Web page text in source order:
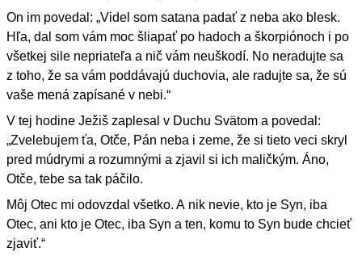
On im povedal: „Videl som satana padať z neba ako blesk.
Hľa, dal som vám moc šliapať po hadoch a škorpiónoch i po
všetkej sile nepriateľa a nič vám neuškodí. No neradujte sa
z toho, že sa vám poddávajú duchovia, ale radujte sa, že sú
vaše mená zapísané v nebi.“
V tej hodine Ježiš zaplesal v Duchu Svätom a povedal:
„Zvelebujem ťa, Otče, Pán neba i zeme, že si tieto veci skryl
pred múdrymi a rozumnými a zjavil si ich maličkým. Áno,
Otče, tebe sa tak páčilo.
Môj Otec mi odovzdal všetko. A nik nevie, kto je Syn, iba
Otec, ani kto je Otec, iba Syn a ten, komu to Syn bude chcieť
zjaviť.“